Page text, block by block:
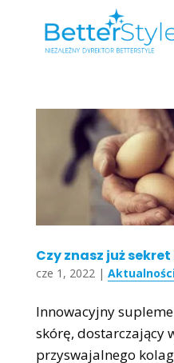
Czy znasz już
cze 1, 2022|
Innowacyjny
skórę, dostarczający
przyswajalnego